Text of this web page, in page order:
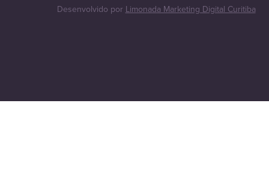
Desenvolvido por Limonada Marketing Digital Curitiba